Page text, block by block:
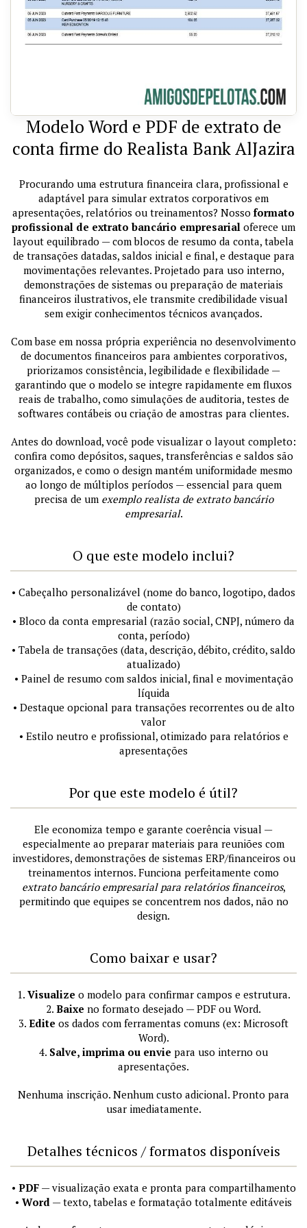
Modelo Word e PDF de extrato de
conta firme do Realista Bank AlJazira
Procurando uma estrutura financeira clara, profissional e
adaptável para simular extratos corporativos em
apresentações, relatórios ou treinamentos? Nosso formato
profissional de extrato bancário empresarial oferece um
layout equilibrado — com blocos de resumo da conta, tabela
de transações datadas, saldos inicial e final, e destaque para
movimentações relevantes. Projetado para uso interno,
demonstrações de sistemas ou preparação de materiais
financeiros ilustrativos, ele transmite credibilidade visual
sem exigir conhecimentos técnicos avançados.
Com base em nossa própria experiência no desenvolvimento
de documentos financeiros para ambientes corporativos,
priorizamos consistência, legibilidade e flexibilidade —
garantindo que o modelo se integre rapidamente em fluxos
reais de trabalho, como simulações de auditoria, testes de
softwares contábeis ou criação de amostras para clientes.
Antes do download, você pode visualizar o layout completo:
confira como depósitos, saques, transferências e saldos são
organizados, e como o design mantém uniformidade mesmo
ao longo de múltiplos períodos — essencial para quem
precisa de um exemplo realista de extrato bancário
empresarial.
O que este modelo inclui?
• Cabeçalho personalizável (nome do banco, logotipo, dados
de contato)
• Bloco da conta empresarial (razão social, CNPJ, número da
conta, período)
• Tabela de transações (data, descrição, débito, crédito, saldo
atualizado)
• Painel de resumo com saldos inicial, final e movimentação
líquida
• Destaque opcional para transações recorrentes ou de alto
valor
• Estilo neutro e profissional, otimizado para relatórios e
apresentações
Por que este modelo é útil?
Ele economiza tempo e garante coerência visual —
especialmente ao preparar materiais para reuniões com
investidores, demonstrações de sistemas ERP/financeiros ou
treinamentos internos. Funciona perfeitamente como
extrato bancário empresarial para relatórios financeiros,
permitindo que equipes se concentrem nos dados, não no
design.
Como baixar e usar?
1. Visualize o modelo para confirmar campos e estrutura.
2. Baixe no formato desejado — PDF ou Word.
3. Edite os dados com ferramentas comuns (ex: Microsoft
Word).
4. Salve, imprima ou envie para uso interno ou
apresentações.
Nenhuma inscrição. Nenhum custo adicional. Pronto para
usar imediatamente.
Detalhes técnicos / formatos disponíveis
• PDF— visualização exata e pronta para compartilhamento
• Word — texto, tabelas e formatação totalmente editáveis